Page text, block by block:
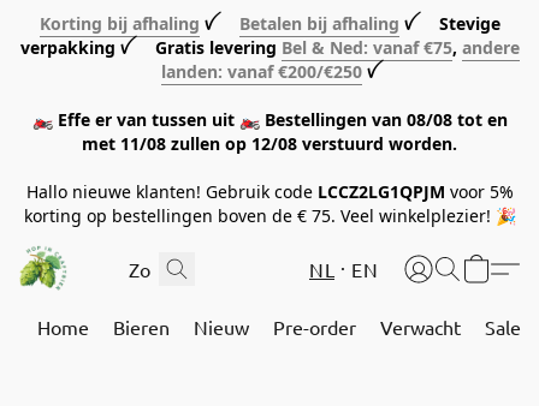
Korting bij afhaling ꪜ Betalen bij afhaling ꪜ Stevige
verpakking ꪜ Gratis levering Bel & Ned: vanaf €75, andere
landen: vanaf €200/€250 ꪜ
🏍️ Effe er van tussen uit 🏍️ Bestellingen van 08/08 tot en
met 11/08 zullen op 12/08 verstuurd worden.
Hallo nieuwe klanten! Gebruik code LCCZ2LG1QPJM voor 5%
korting op bestellingen boven de € 75. Veel winkelplezier! 🎉
NL EN
Home Bieren Nieuw Pre-order Verwacht Sale